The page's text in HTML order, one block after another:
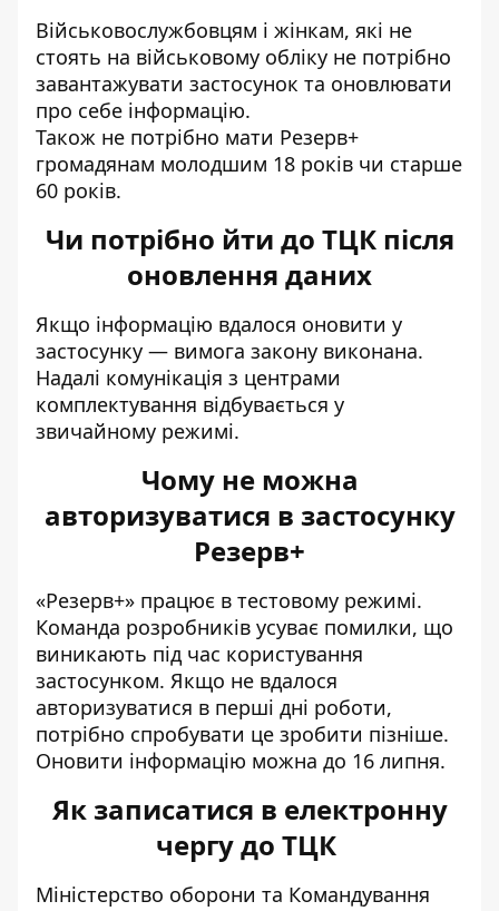
Військовослужбовцям і жінкам, які не
стоять на військовому обліку не потрібно
завантажувати застосунок та оновлювати
про себе інформацію.
Також не потрібно мати Резерв+
громадянам молодшим 18 років чи старше
60 років.
Чи потрібно йти до ТЦК після
оновлення даних
Якщо інформацію вдалося оновити у
застосунку — вимога закону виконана.
Надалі комунікація з центрами
комплектування відбувається у
звичайному режимі.
Чому не можна
авторизуватися в застосунку
Резерв+
«Резерв+» працює в тестовому режимі.
Команда розробників усуває помилки, що
виникають під час користування
застосунком. Якщо не вдалося
авторизуватися в перші дні роботи,
потрібно спробувати це зробити пізніше.
Оновити інформацію можна до 16 липня.
Як записатися в електронну
чергу до ТЦК
Міністерство оборони та Командування